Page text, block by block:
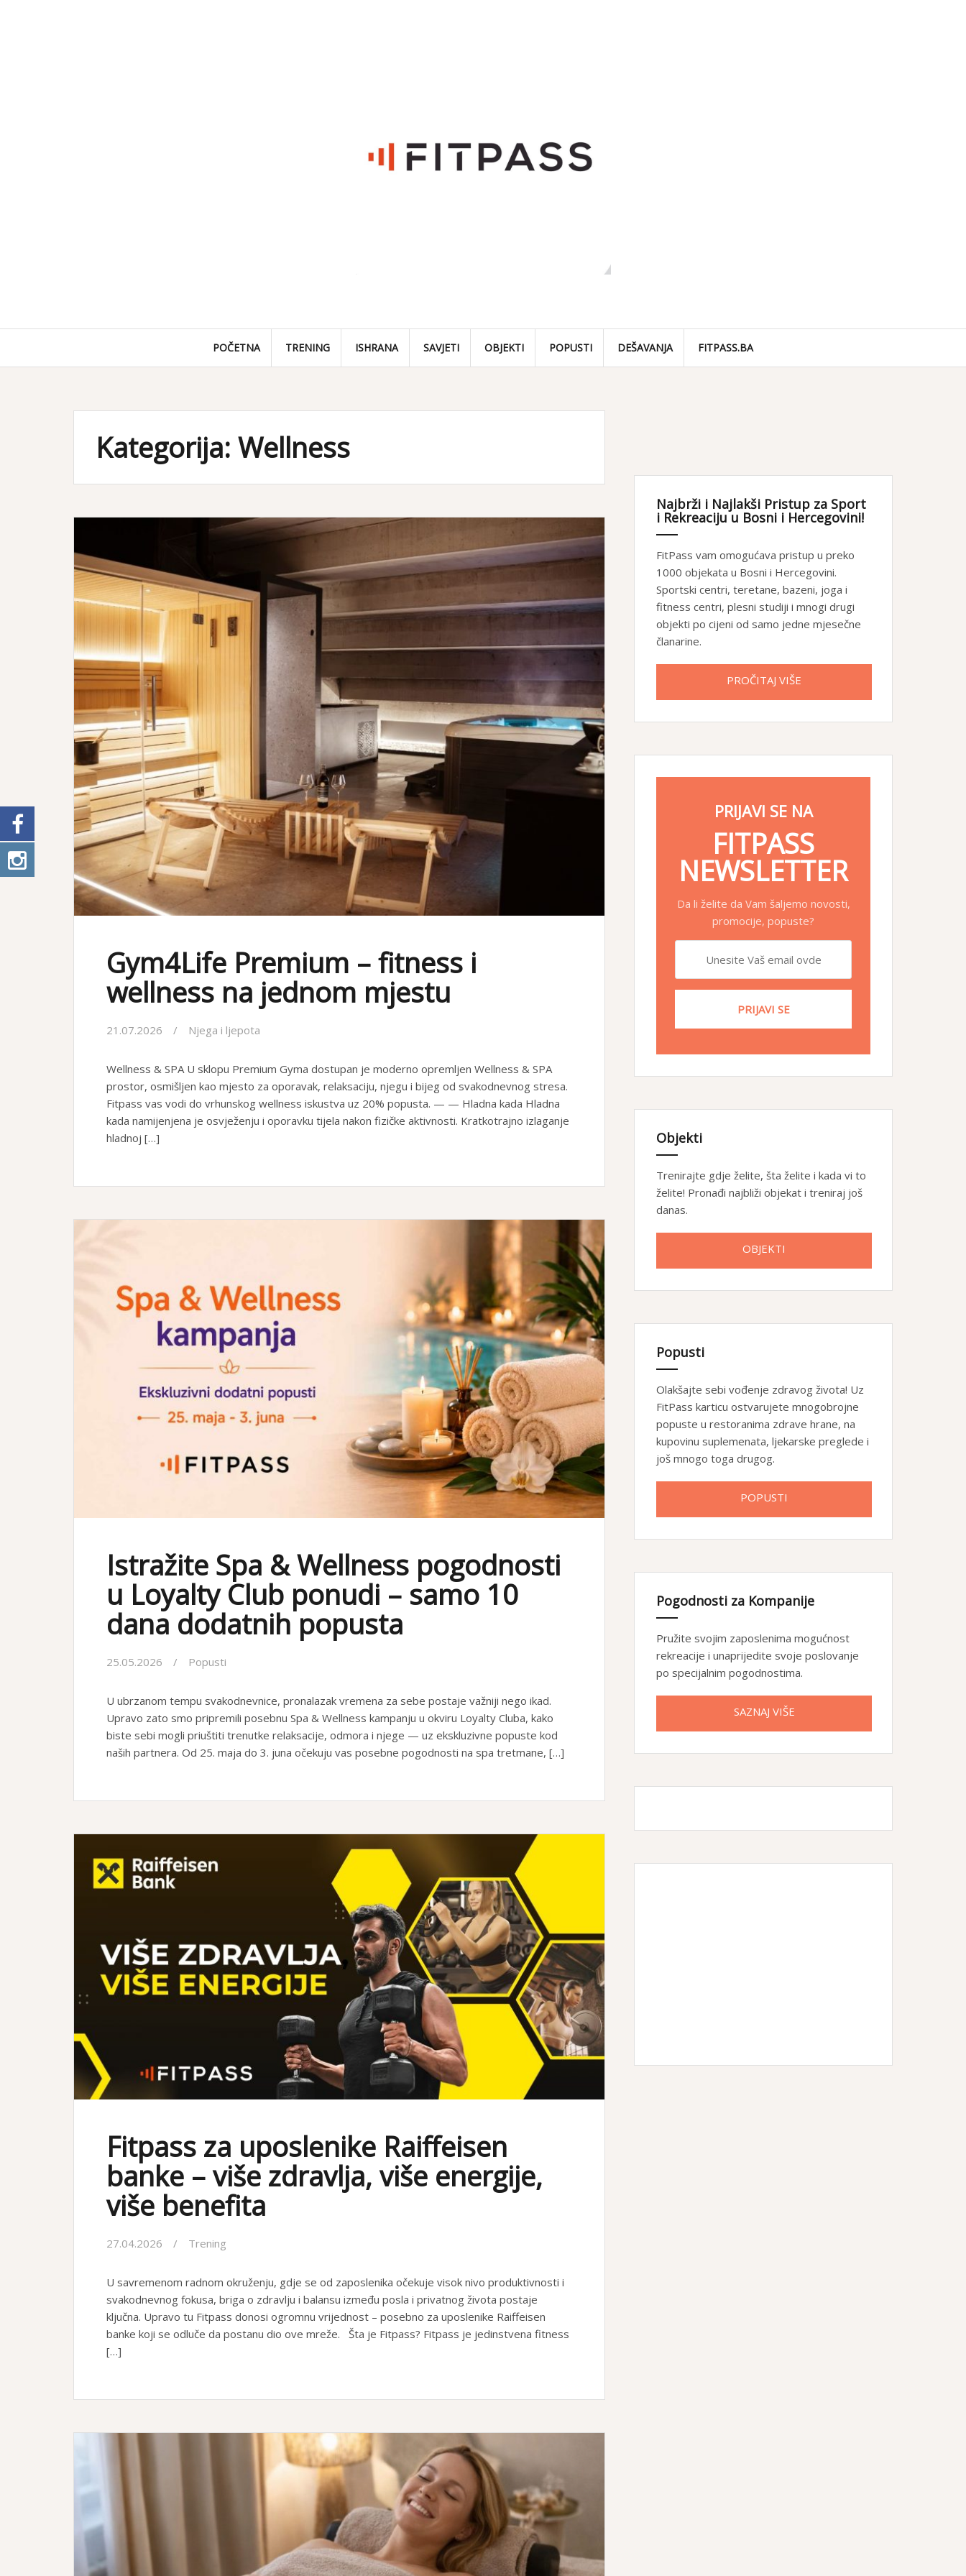
POČETNA TRENING ISHRANA SAVJETI OBJEKTI POPUSTI DEŠAVANJA FITPASS.BA
Kategorija: Wellness
Gym4Life Premium – fitness i
wellness na jednom mjestu
21.07.2026 Njega i ljepota
Wellness & SPA U sklopu Premium Gyma dostupan je moderno opremljen Wellness & SPA
prostor, osmišljen kao mjesto za oporavak, relaksaciju, njegu i bijeg od svakodnevnog stresa.
Fitpass vas vodi do vrhunskog wellness iskustva uz 20% popusta. — — Hladna kada Hladna
kada namijenjena je osvježenju i oporavku tijela nakon fizičke aktivnosti. Kratkotrajno izlaganje
hladnoj […]
Istražite Spa & Wellness pogodnosti
u Loyalty Club ponudi – samo 10
dana dodatnih popusta
25.05.2026 Popusti
U ubrzanom tempu svakodnevnice, pronalazak vremena za sebe postaje važniji nego ikad.
Upravo zato smo pripremili posebnu Spa & Wellness kampanju u okviru Loyalty Cluba, kako
biste sebi mogli priuštiti trenutke relaksacije, odmora i njege — uz ekskluzivne popuste kod
naših partnera. Od 25. maja do 3. juna očekuju vas posebne pogodnosti na spa tretmane, […]
Fitpass za uposlenike Raiffeisen
banke – više zdravlja, više energije,
više benefita
27.04.2026 Trening
U savremenom radnom okruženju, gdje se od zaposlenika očekuje visok nivo produktivnosti i
svakodnevnog fokusa, briga o zdravlju i balansu između posla i privatnog života postaje
ključna. Upravo tu Fitpass donosi ogromnu vrijednost – posebno za uposlenike Raiffeisen
banke koji se odluče da postanu dio ove mreže. Šta je Fitpass? Fitpass je jedinstvena fitness
[…]
Najbrži i Najlakši Pristup za Sport
i Rekreaciju u Bosni i Hercegovini!
FitPass vam omogućava pristup u preko
1000 objekata u Bosni i Hercegovini.
Sportski centri, teretane, bazeni, joga i
fitness centri, plesni studiji i mnogi drugi
objekti po cijeni od samo jedne mjesečne
članarine.
PROČITAJ VIŠE
PRIJAVI SE NA
FITPASS
NEWSLETTER
Da li želite da Vam šaljemo novosti,
promocije, popuste?
Objekti
Trenirajte gdje želite, šta želite i kada vi to
želite! Pronađi najbliži objekat i treniraj još
danas.
OBJEKTI
Popusti
Olakšajte sebi vođenje zdravog života! Uz
FitPass karticu ostvarujete mnogobrojne
popuste u restoranima zdrave hrane, na
kupovinu suplemenata, ljekarske preglede i
još mnogo toga drugog.
POPUSTI
Pogodnosti za Kompanije
Pružite svojim zaposlenima mogućnost
rekreacije i unaprijedite svoje poslovanje
po specijalnim pogodnostima.
SAZNAJ VIŠE